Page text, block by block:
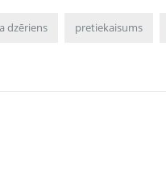
dzēriens pretiekaisums